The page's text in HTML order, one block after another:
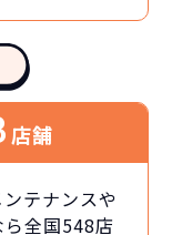
店舗
テナンスや
全国548店